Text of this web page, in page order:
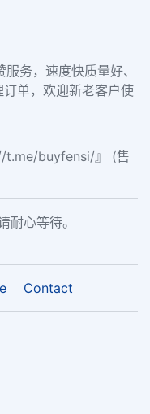
务，速度快质量好、
单，欢迎新老客户使
t.me/buyfensi/』 (售
心等待。
Contact